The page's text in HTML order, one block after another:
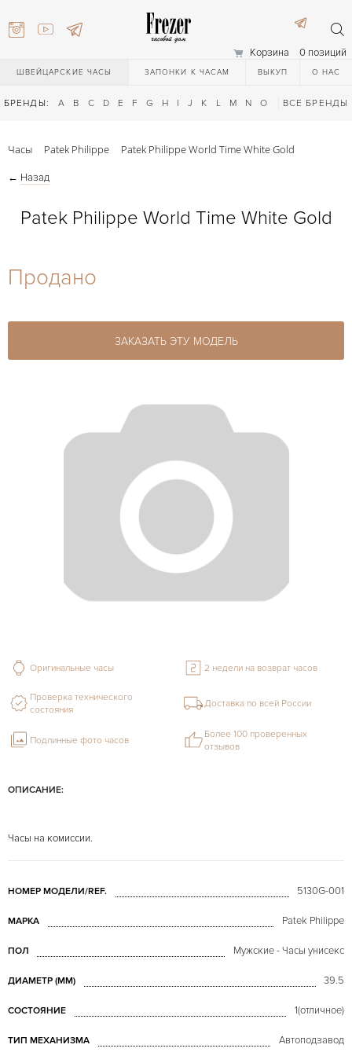
Корзина 0 позиций
ШВЕЙЦАРСКИЕ ЧАСЫ ЗАПОНКИ К ЧАСАМ ВЫКУП О НАС
БРЕНДЫ: A B C D E F G H I J K L M N O Q R S T
ВСЕ БРЕНДЫ
27-44
27-44
Часы Patek Philippe Patek Philippe World Time White Gold
← Назад
Patek Philippe World Time White Gold
Продано
ЗАКАЗАТЬ ЭТУ МОДЕЛЬ
ОПИСАНИЕ:
Часы на комиссии.
НОМЕР МОДЕЛИ/REF. 5130G-001
МАРКА Patek Philippe
ПОЛ Мужские - Часы унисекс
ДИАМЕТР (MM) 39.5
СОСТОЯНИЕ 1(отличное)
ТИП МЕХАНИЗМА Автоподзавод
Оригинальные часы 2 недели на возврат часов
Проверка технического
состояния
Доставка по всей России
Подлинные фото часов
Более 100 проверенных
отзывов